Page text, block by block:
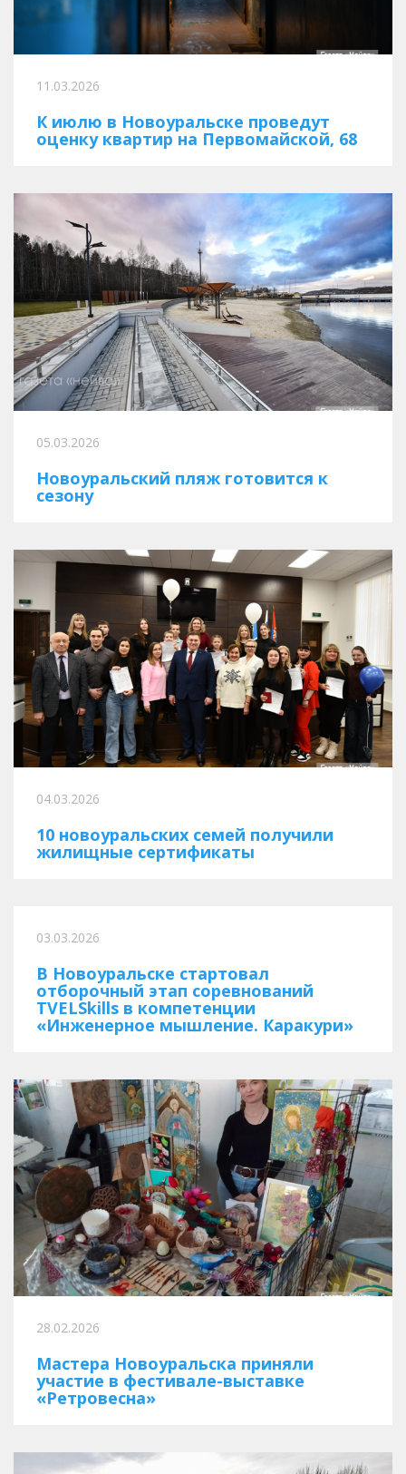
11.03.2026
К июлю в Новоуральске проведут
оценку квартир на Первомайской, 68
05.03.2026
Новоуральский пляж готовится к
сезону
04.03.2026
10 новоуральских семей получили
жилищные сертификаты
03.03.2026
В Новоуральске стартовал
отборочный этап соревнований
TVELSkills в компетенции
«Инженерное мышление. Каракури»
28.02.2026
Мастера Новоуральска приняли
участие в фестивале-выставке
«Ретровесна»